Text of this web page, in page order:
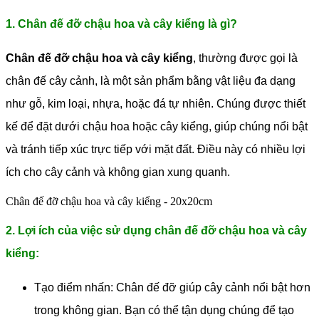
1. Chân đế đỡ chậu hoa và cây kiểng là gì?
Chân đế đỡ chậu hoa và cây kiểng, thường được gọi là
chân đế cây cảnh, là một sản phẩm bằng vật liệu đa dạng
như gỗ, kim loại, nhựa, hoặc đá tự nhiên. Chúng được thiết
kế để đặt dưới chậu hoa hoặc cây kiểng, giúp chúng nổi bật
và tránh tiếp xúc trực tiếp với mặt đất. Điều này có nhiều lợi
ích cho cây cảnh và không gian xung quanh.
Chân đế đỡ chậu hoa và cây kiểng - 20x20cm
2. Lợi ích của việc sử dụng chân đế đỡ chậu hoa và cây
kiểng:
Tạo điểm nhấn: Chân đế đỡ giúp cây cảnh nổi bật hơn
trong không gian. Bạn có thể tận dụng chúng để tạo